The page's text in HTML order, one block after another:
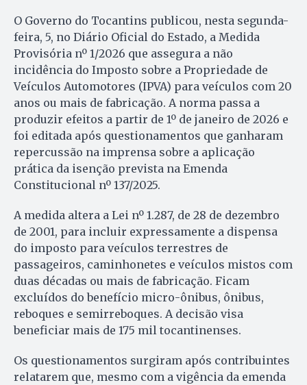
O Governo do Tocantins publicou, nesta segunda-
feira, 5, no Diário Oficial do Estado, a Medida
Provisória nº 1/2026 que assegura a não
incidência do Imposto sobre a Propriedade de
Veículos Automotores (IPVA) para veículos com 20
anos ou mais de fabricação. A norma passa a
produzir efeitos a partir de 1º de janeiro de 2026 e
foi editada após questionamentos que ganharam
repercussão na imprensa sobre a aplicação
prática da isenção prevista na Emenda
Constitucional nº 137/2025.
A medida altera a Lei nº 1.287, de 28 de dezembro
de 2001, para incluir expressamente a dispensa
do imposto para veículos terrestres de
passageiros, caminhonetes e veículos mistos com
duas décadas ou mais de fabricação. Ficam
excluídos do benefício micro-ônibus, ônibus,
reboques e semirreboques. A decisão visa
beneficiar mais de 175 mil tocantinenses.
Os questionamentos surgiram após contribuintes
relatarem que, mesmo com a vigência da emenda